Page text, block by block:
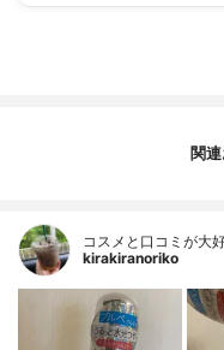
関
コスメと口コミが大
kirakiranoriko